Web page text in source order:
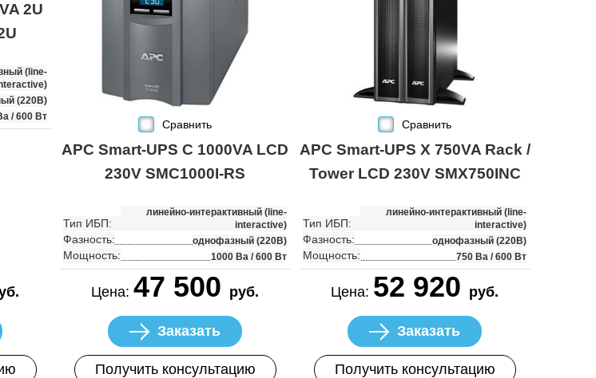
2U
(line-
(220В)
/ 600 Вт
Сравнить
APC Smart-UPS C 1000VA LCD
230V SMC1000I-RS
Тип ИБП:
линейно-интерактивный (line-
interactive)
Фазность: однофазный (220В)
Мощность: 1000 Ва / 600 Вт
Цена: 47 500 руб.
Заказать
Получить консультацию
Сравнить
APC Smart-UPS X 750VA Rack /
Tower LCD 230V SMX750INC
Тип ИБП:
линейно-интерактивный (line-
interactive)
Фазность: однофазный (220В)
Мощность: 750 Ва / 600 Вт
Цена: 52 920 руб.
Заказать
Получить консультацию